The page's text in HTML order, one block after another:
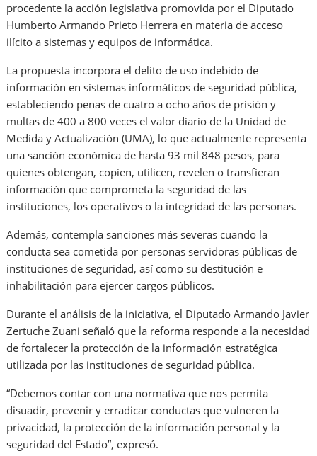
procedente la acción legislativa promovida por el Diputado
Humberto Armando Prieto Herrera en materia de acceso
ilícito a sistemas y equipos de informática.
La propuesta incorpora el delito de uso indebido de
información en sistemas informáticos de seguridad pública,
estableciendo penas de cuatro a ocho años de prisión y
multas de 400 a 800 veces el valor diario de la Unidad de
Medida y Actualización (UMA), lo que actualmente representa
una sanción económica de hasta 93 mil 848 pesos, para
quienes obtengan, copien, utilicen, revelen o transfieran
información que comprometa la seguridad de las
instituciones, los operativos o la integridad de las personas.
Además, contempla sanciones más severas cuando la
conducta sea cometida por personas servidoras públicas de
instituciones de seguridad, así como su destitución e
inhabilitación para ejercer cargos públicos.
Durante el análisis de la iniciativa, el Diputado Armando Javier
Zertuche Zuani señaló que la reforma responde a la necesidad
de fortalecer la protección de la información estratégica
utilizada por las instituciones de seguridad pública.
“Debemos contar con una normativa que nos permita
disuadir, prevenir y erradicar conductas que vulneren la
privacidad, la protección de la información personal y la
seguridad del Estado”, expresó.